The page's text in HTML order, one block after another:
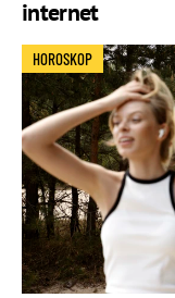
internet
HOROSKOP